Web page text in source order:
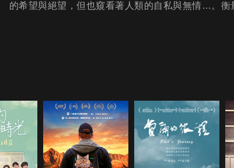
的希望與絕望，但也窺看著人類的自私與無情…。衡